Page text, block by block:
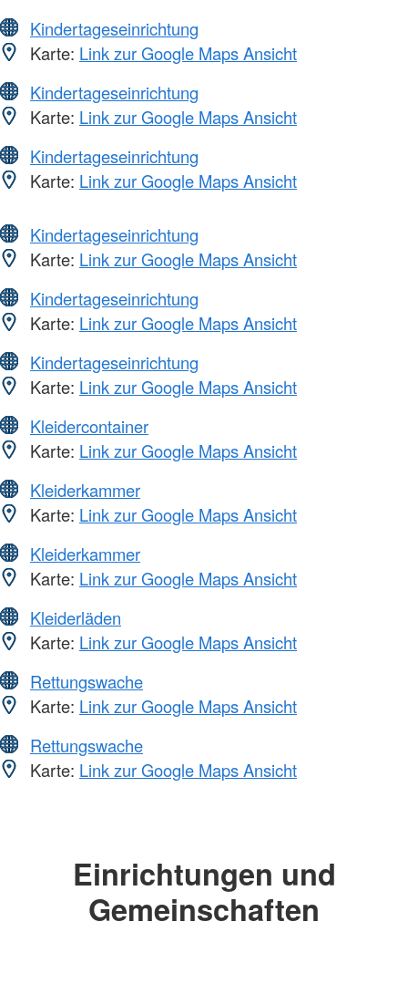
Kindertageseinrichtung
Karte: Link zur Google Maps Ansicht
Kindertageseinrichtung
Karte: Link zur Google Maps Ansicht
Kindertageseinrichtung
Karte: Link zur Google Maps Ansicht
Kindertageseinrichtung
Karte: Link zur Google Maps Ansicht
Kindertageseinrichtung
Karte: Link zur Google Maps Ansicht
Kindertageseinrichtung
Karte: Link zur Google Maps Ansicht
Kleidercontainer
Karte: Link zur Google Maps Ansicht
Kleiderkammer
Karte: Link zur Google Maps Ansicht
Kleiderkammer
Karte: Link zur Google Maps Ansicht
Kleiderläden
Karte: Link zur Google Maps Ansicht
Rettungswache
Karte: Link zur Google Maps Ansicht
Rettungswache
Karte: Link zur Google Maps Ansicht
Einrichtungen und
Gemeinschaften